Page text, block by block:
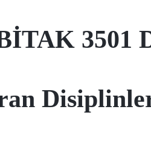
3501